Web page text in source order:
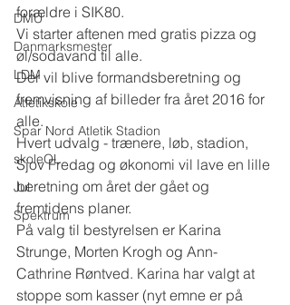
DMU
Danmarksmester
LDM
Atletikskole
Spar Nord Atletik Stadion
skoleOL
Jul
Spektrum
forældre i SIK80.
Vi starter aftenen med gratis pizza og
øl/sodavand til alle.
Der vil blive formandsberetning og
fremvisning af billeder fra året 2016 for
alle.
Hvert udvalg - trænere, løb, stadion,
Sjov Fredag og økonomi vil lave en lille
beretning om året der gået og
fremtidens planer.
På valg til bestyrelsen er Karina
Strunge, Morten Krogh og Ann-
Cathrine Røntved. Karina har valgt at
stoppe som kasser (nyt emne er på